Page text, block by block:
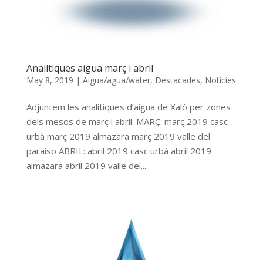
Analítiques aigua març i abril
May 8, 2019 | Aigua/agua/water, Destacades, Notícies
Adjuntem les analítiques d’aigua de Xaló per zones
dels mesos de març i abril: MARÇ: març 2019 casc
urbà març 2019 almazara març 2019 valle del
paraiso ABRIL: abril 2019 casc urbà abril 2019
almazara abril 2019 valle del...